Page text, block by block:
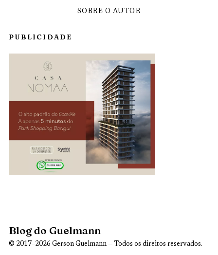
SOBRE O AUTOR
PUBLICIDADE
Blog do Guelmann
© 2017–2026 Gerson Guelmann — Todos os direitos reservados.